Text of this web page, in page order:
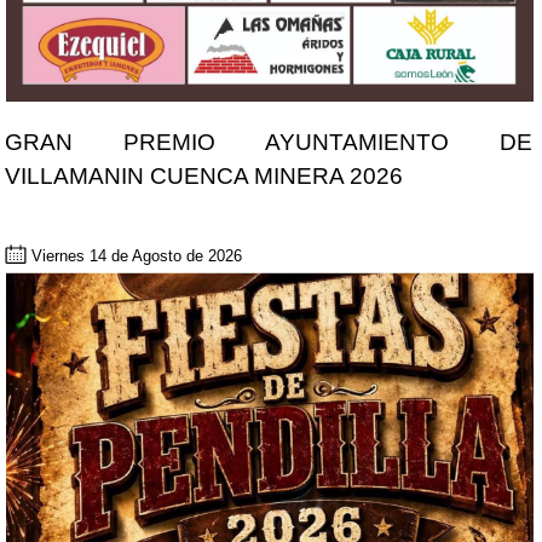
GRAN PREMIO AYUNTAMIENTO DE
VILLAMANIN CUENCA MINERA 2026
Viernes 14 de Agosto de 2026